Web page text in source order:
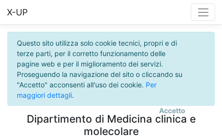
X-UP
Questo sito utilizza solo cookie tecnici, propri e di
terze parti, per il corretto funzionamento delle
pagine web e per il miglioramento dei servizi.
Proseguendo la navigazione del sito o cliccando su
"Accetto" acconsenti all'uso dei cookie. Per
maggiori dettagli.
Accetto
Dipartimento di Medicina clinica e
molecolare